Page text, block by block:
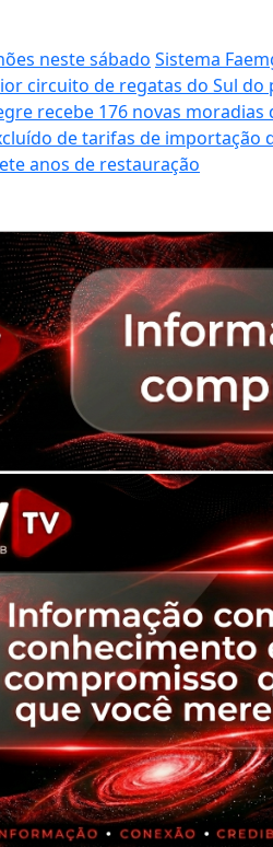
neste sábado Sistema
circuito de regatas do Sul do
recebe 176 novas moradias
de tarifas de importação
anos de restauração